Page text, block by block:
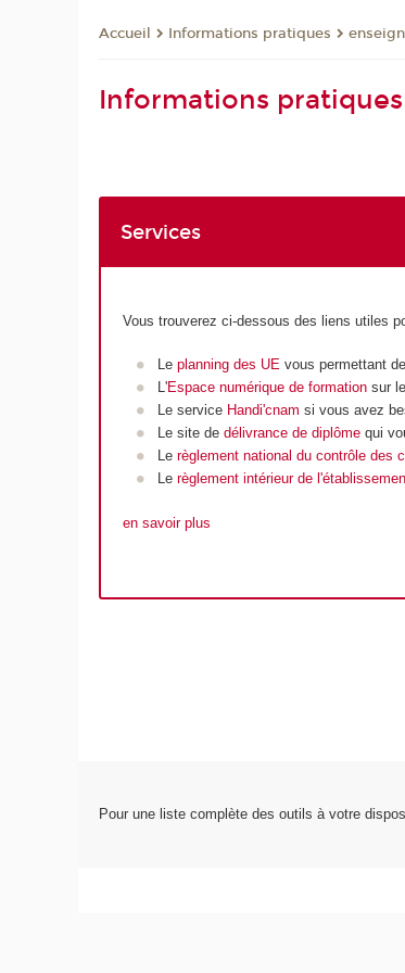
Accueil Informations pratiques
Informations pratiques
Services
Vous trouverez ci-dessous des liens utiles
Leplanning des UE vous permettant
L'Espace numérique de formation sur
Le service Handi'cnam si vous avez
Le site dedélivrance de diplôme qui
Lerèglement national du contrôle des
Lerèglement intérieur de
en savoir plus
Pour une liste complète des outils à votre